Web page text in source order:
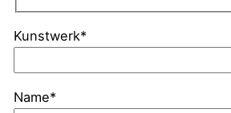
Kunstwerk*
Name*